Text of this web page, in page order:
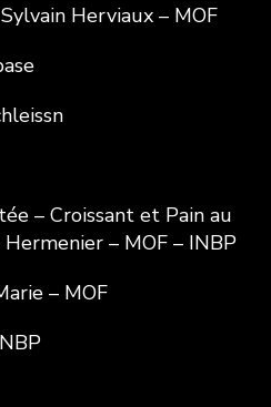
Herviaux – MOF
– Croissant et Pain au
– MOF – INBP
– MOF